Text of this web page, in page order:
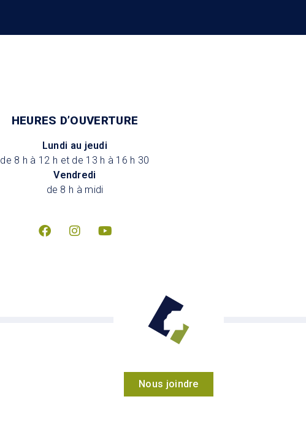
HEURES D’OUVERTURE
Lundi au jeudi
de 8 h à 12 h et de 13 h à 16 h 30
Vendredi
de 8 h à midi
Nous joindre